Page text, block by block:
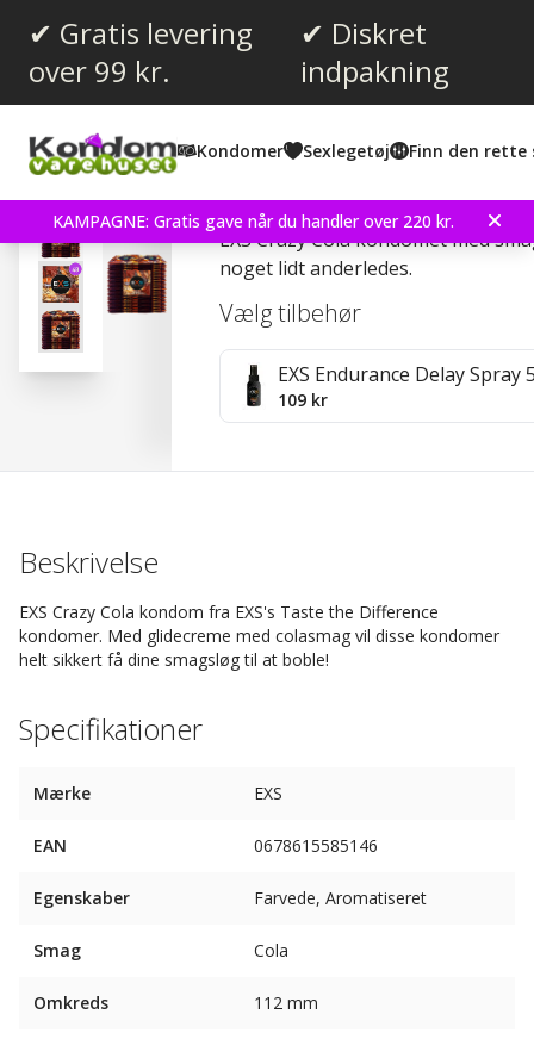
✔ Gratis levering
over 99 kr.
✔ Diskret
indpakning
Kondomer Sexlegetøj Finn den rette
KAMPAGNE: Gratis gave når du handler over 220 kr.
Anmeldelser (6)
EXS Crazy Cola 48 stk
EXS Crazy Cola kondomet med
noget lidt anderledes.
Vælg tilbehør
EXS Endurance Delay Spray
109 kr
Beskrivelse
EXS Crazy Cola kondom fra EXS's Taste the Difference
kondomer. Med glidecreme med colasmag vil disse kondomer
helt sikkert få dine smagsløg til at boble!
Specifikationer
Mærke EXS
EAN 0678615585146
Egenskaber Farvede, Aromatiseret
Smag Cola
Omkreds 112 mm